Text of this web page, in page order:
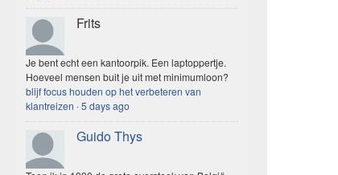
Frits
Je bent echt een kantoorpik. Een laptoppertje.
Hoeveel mensen buit je uit met minimumloon?
blijf focus houden op het verbeteren van
klantreizen ·5 days ago
Guido Thys